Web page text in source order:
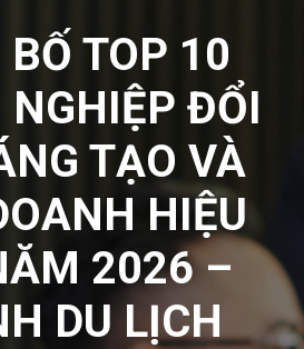
BỐ TOP 10
NGHIỆP ĐỔI
TẠO VÀ
HIỆU
2026 –
DU LỊCH